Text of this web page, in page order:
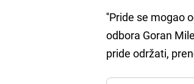
''Pride se mogao
odbora Goran
pride održati,